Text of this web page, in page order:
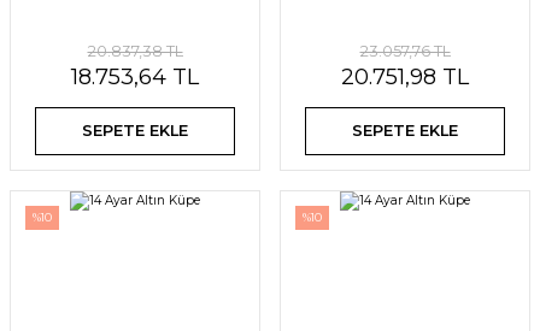
20.837,38 TL
18.753,64 TL
SEPETE EKLE
23.057,76 TL
20.751,98 TL
SEPETE EKLE
%10 %10